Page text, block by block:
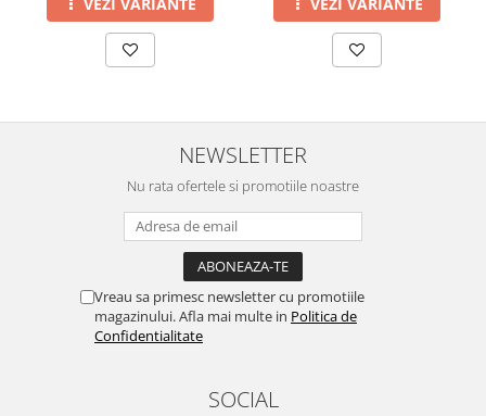
NEWSLETTER
Nu rata ofertele si promotiile noastre
Vreau sa primesc newsletter cu promotiile
magazinului. Afla mai multe in Politica de
Confidentialitate
SOCIAL